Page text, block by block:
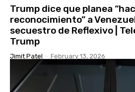
Trump dice que planea
reconocimiento” a
secuestro de Reflexivo |
Trump
Jimit Patel - February 13, 2026